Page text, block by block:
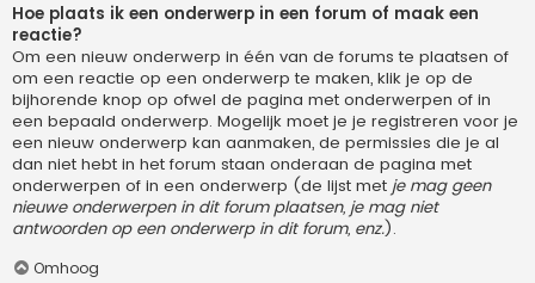
Hoe plaats ik een onderwerp in een forum of maak een
reactie?
Om een nieuw onderwerp in één van de forums te plaatsen of
om een reactie op een onderwerp te maken, klik je op de
bijhorende knop op ofwel de pagina met onderwerpen of in
een bepaald onderwerp. Mogelijk moet je je registreren voor je
een nieuw onderwerp kan aanmaken, de permissies die je al
dan niet hebt in het forum staan onderaan de pagina met
onderwerpen of in een onderwerp (de lijst met je mag geen
nieuwe onderwerpen in dit forum plaatsen, je mag niet
antwoorden op een onderwerp in dit forum, enz.).
Omhoog